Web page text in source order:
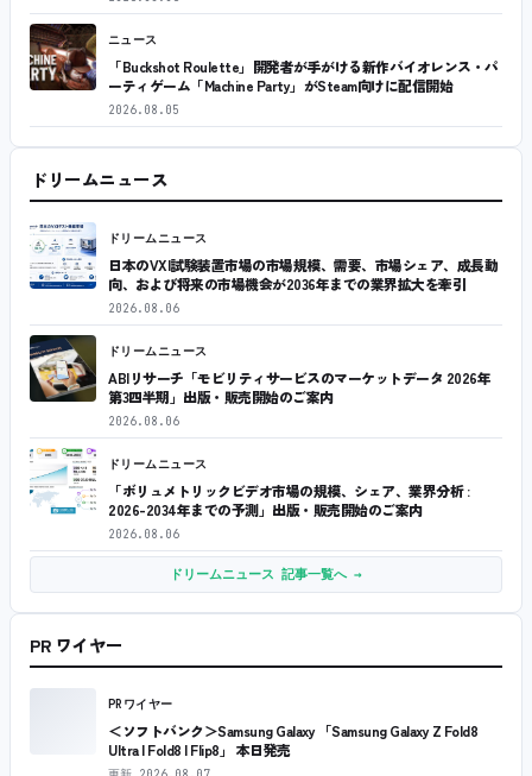
ニュース
「Buckshot Roulette」開発者が手がける新作バイオレンス・パ
ーティゲーム「Machine Party」がSteam向けに配信開始
2026.08.05
ドリームニュース
ドリームニュース
日本のVXI試験装置市場の市場規模、需要、市場シェア、成長動
向、および将来の市場機会が2036年までの業界拡大を牽引
2026.08.06
ドリームニュース
ABIリサーチ「モビリティサービスのマーケットデータ 2026年
第3四半期」出版・販売開始のご案内
2026.08.06
ドリームニュース
「ボリュメトリックビデオ市場の規模、シェア、業界分析 :
2026-2034年までの予測」出版・販売開始のご案内
2026.08.06
ドリームニュース 記事一覧へ →
PR ワイヤー
PRワイヤー
＜ソフトバンク＞Samsung Galaxy 「Samsung Galaxy Z Fold8
Ultra | Fold8 | Flip8」 本日発売